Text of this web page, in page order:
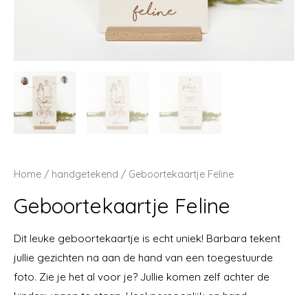
Home / handgetekend / Geboortekaartje Feline
Geboortekaartje Feline
Dit leuke geboortekaartje is echt uniek! Barbara tekent
jullie gezichten na aan de hand van een toegestuurde
foto. Zie je het al voor je? Jullie komen zelf achter de